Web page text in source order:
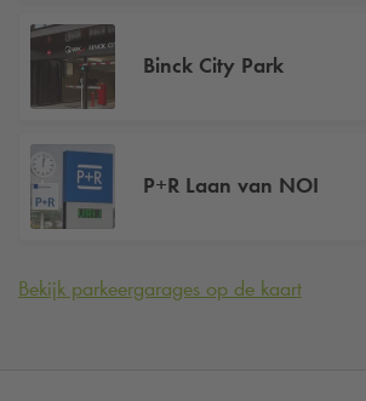
Binck City Park
P+R Laan van NOI
Bekijk parkeergarages op de kaart